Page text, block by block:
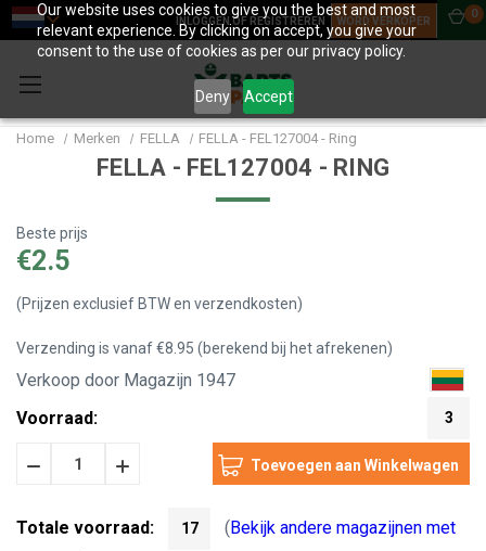
Our website uses cookies to give you the best and most
relevant experience. By clicking on accept, you give your
consent to the use of cookies as per our privacy policy.
Deny Accept
INLOGGEN OF REGISTREREN WORD VERKOPER
0
Home Merken FELLA FELLA - FEL127004 - Ring
FELLA - FEL127004 - RING
Beste prijs
€2.5
(Prijzen exclusief BTW en verzendkosten)
Verzending is vanaf €8.95 (berekend bij het afrekenen)
Verkoop door Magazijn 1947
Voorraad:
3
HoeveelheidHoeveelheid
Totale voorraad: 17 ( Bekijk andere magazijnen met